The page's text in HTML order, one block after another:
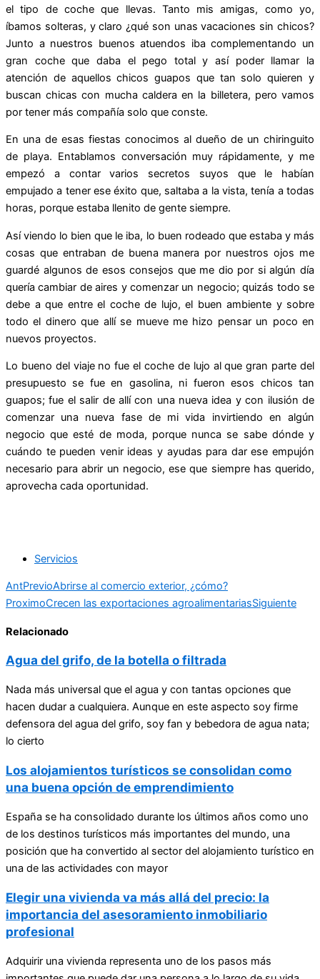
el tipo de coche que llevas. Tanto mis amigas, como yo,
íbamos solteras, y claro ¿qué son unas vacaciones sin chicos?
Junto a nuestros buenos atuendos iba complementando un
gran coche que daba el pego total y así poder llamar la
atención de aquellos chicos guapos que tan solo quieren y
buscan chicas con mucha caldera en la billetera, pero vamos
por tener más compañía solo que conste.
En una de esas fiestas conocimos al dueño de un chiringuito
de playa. Entablamos conversación muy rápidamente, y me
empezó a contar varios secretos suyos que le habían
empujado a tener ese éxito que, saltaba a la vista, tenía a todas
horas, porque estaba llenito de gente siempre.
Así viendo lo bien que le iba, lo buen rodeado que estaba y más
cosas que entraban de buena manera por nuestros ojos me
guardé algunos de esos consejos que me dio por si algún día
quería cambiar de aires y comenzar un negocio; quizás todo se
debe a que entre el coche de lujo, el buen ambiente y sobre
todo el dinero que allí se mueve me hizo pensar un poco en
nuevos proyectos.
Lo bueno del viaje no fue el coche de lujo al que gran parte del
presupuesto se fue en gasolina, ni fueron esos chicos tan
guapos; fue el salir de allí con una nueva idea y con ilusión de
comenzar una nueva fase de mi vida invirtiendo en algún
negocio que esté de moda, porque nunca se sabe dónde y
cuándo te pueden venir ideas y ayudas para dar ese empujón
necesario para abrir un negocio, ese que siempre has querido,
aprovecha cada oportunidad.
Servicios
AntPrevioAbrirse al comercio exterior, ¿cómo?
ProximoCrecen las exportaciones agroalimentariasSiguiente
Relacionado
Agua del grifo, de la botella o filtrada
Nada más universal que el agua y con tantas opciones que
hacen dudar a cualquiera. Aunque en este aspecto soy firme
defensora del agua del grifo, soy fan y bebedora de agua nata;
lo cierto
Los alojamientos turísticos se consolidan como
una buena opción de emprendimiento
España se ha consolidado durante los últimos años como uno
de los destinos turísticos más importantes del mundo, una
posición que ha convertido al sector del alojamiento turístico en
una de las actividades con mayor
Elegir una vivienda va más allá del precio: la
importancia del asesoramiento inmobiliario
profesional
Adquirir una vivienda representa uno de los pasos más